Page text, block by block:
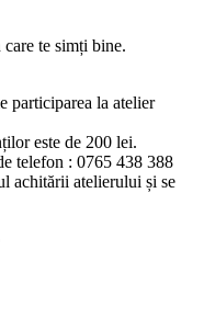
te simți bine.
participarea la atelier
este de 200 lei.
telefon : 0765 438 388
achitării atelierului și se